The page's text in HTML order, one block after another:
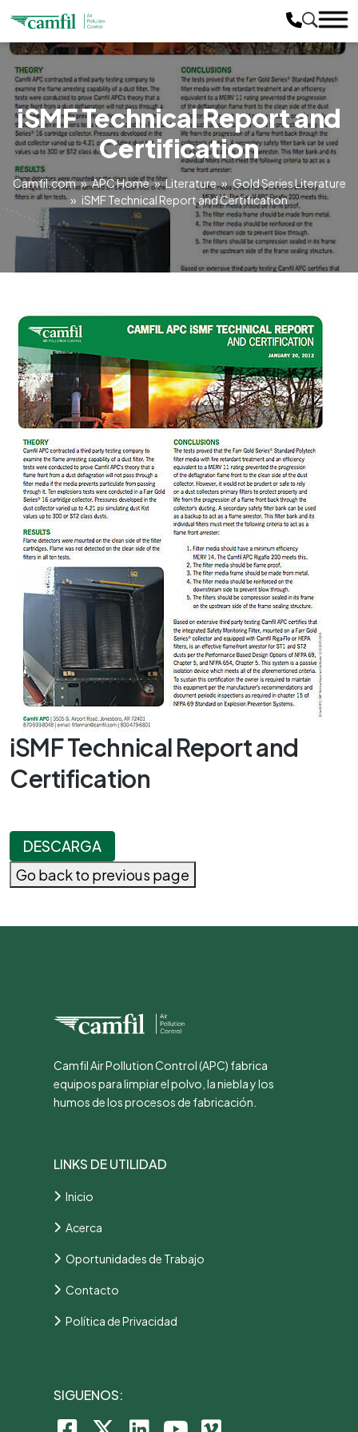
iSMF Technical Report and
Certification
Camfil.com»APC Home»Literature » Gold Series Literature
» iSMF Technical Report and Certification
iSMF Technical Report and
Certification
DESCARGA
Go back to previous page
Camfil Air Pollution Control (APC) fabrica
equipos para limpiar el polvo, la niebla y los
humos de los procesos de fabricación.
LINKS DE UTILIDAD
Inicio
Acerca
Oportunidades de Trabajo
Contacto
Política de Privacidad
SIGUENOS: